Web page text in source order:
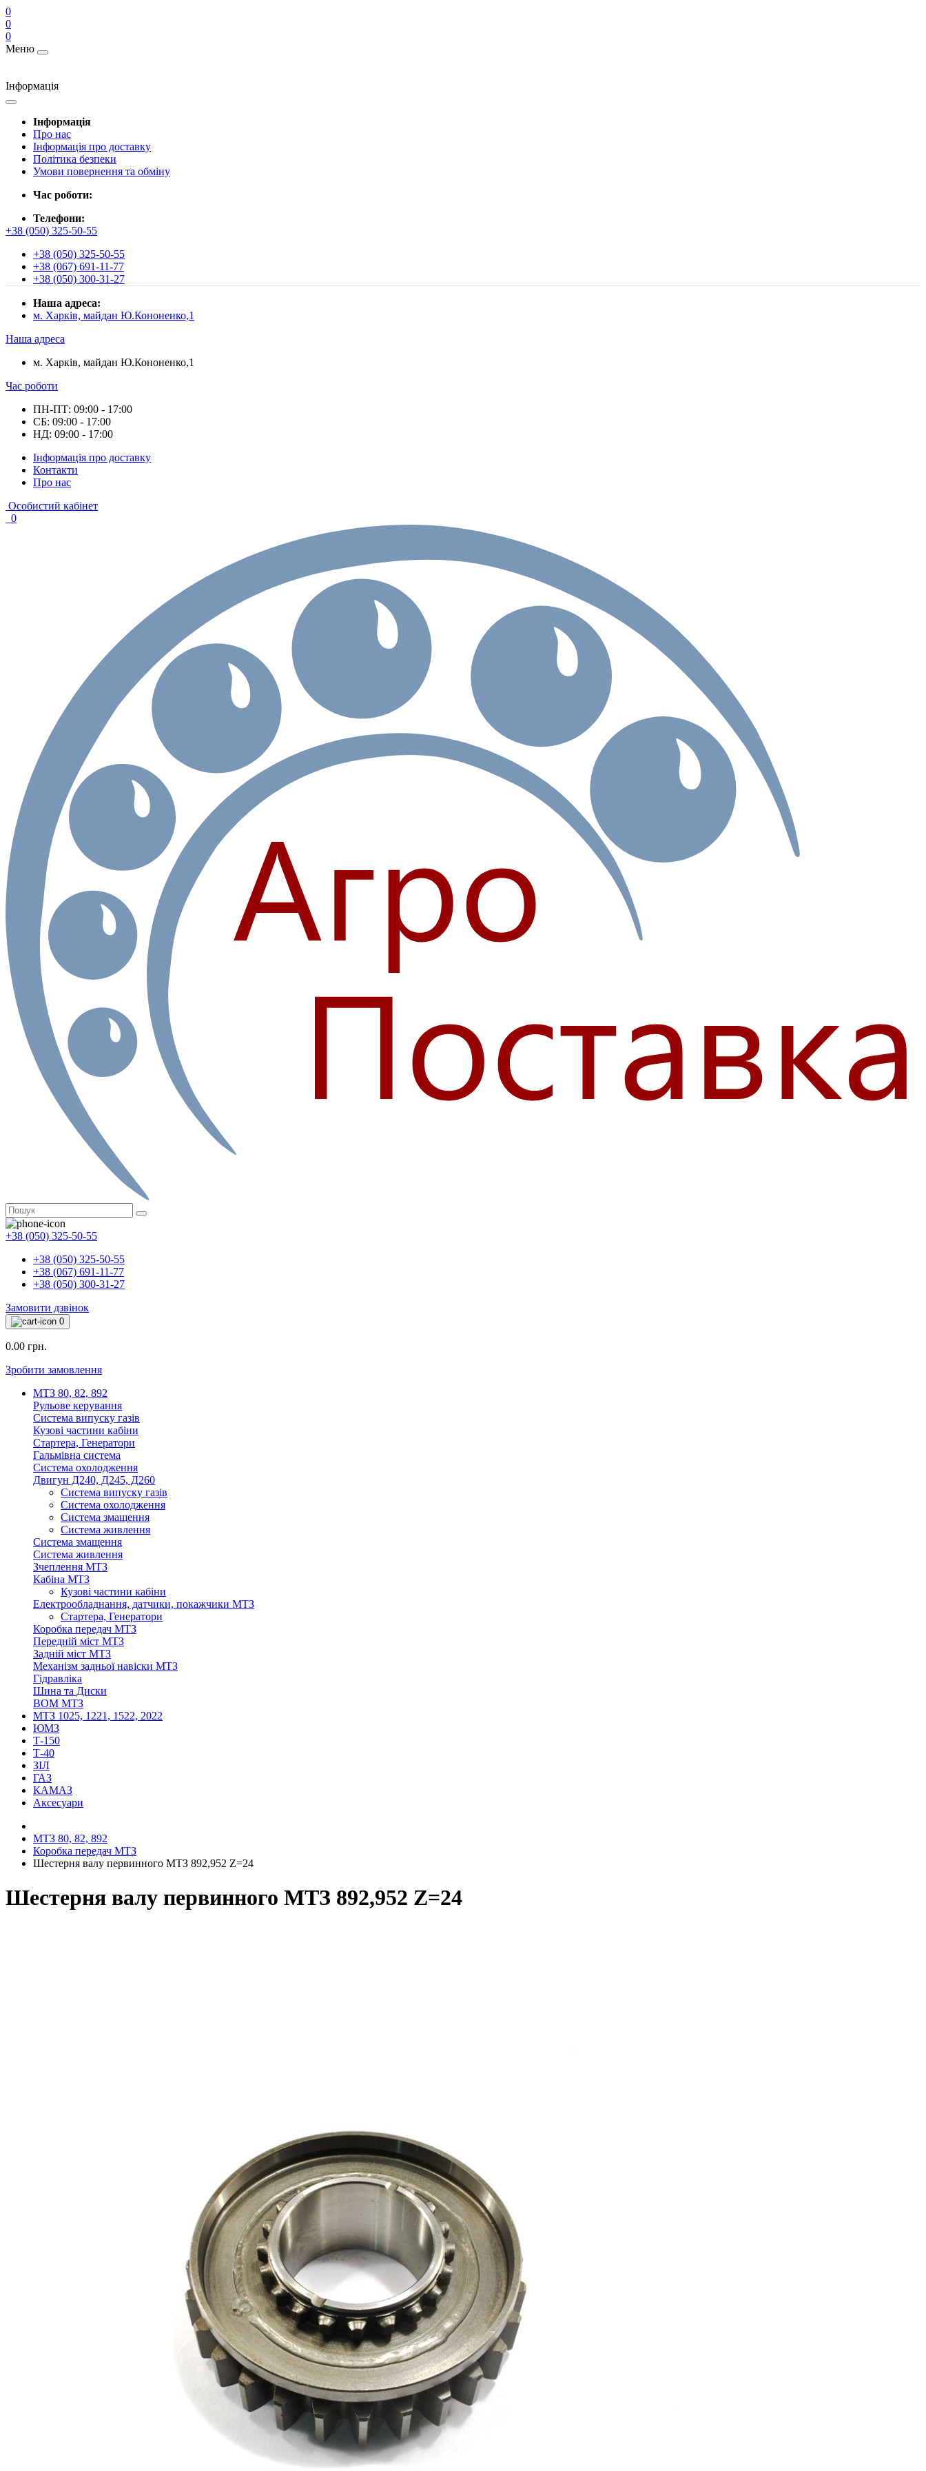
0
0
0
Меню
Інформація
Інформація
Про нас
Інформація про доставку
Політика безпеки
Умови повернення та обміну
Час роботи:
Телефони:
+38 (050) 325-50-55
+38 (050) 325-50-55
+38 (067) 691-11-77
+38 (050) 300-31-27
Наша адреса:
м. Харків, майдан Ю.Кононенко,1
Наша адреса
м. Харків, майдан Ю.Кононенко,1
Час роботи
ПН-ПТ: 09:00 - 17:00
СБ: 09:00 - 17:00
НД: 09:00 - 17:00
Інформація про доставку
Контакти
Про нас
Особистий кабінет
0
+38 (050) 325-50-55
+38 (050) 325-50-55
+38 (067) 691-11-77
+38 (050) 300-31-27
Замовити дзвінок
0
0.00 грн.
Зробити замовлення
МТЗ 80, 82, 892
Рульове керування
Система випуску газів
Кузові частини кабіни
Стартера, Генератори
Гальмівна система
Система охолодження
Двигун Д240, Д245, Д260
Система випуску газів
Система охолодження
Система змащення
Система живлення
Система змащення
Система живлення
Зчеплення МТЗ
Кабіна МТЗ
Кузові частини кабіни
Електрообладнання, датчики, покажчики МТЗ
Стартера, Генератори
Коробка передач МТЗ
Передній міст МТЗ
Задній міст МТЗ
Механізм задньої навіски МТЗ
Гідравліка
Шина та Диски
ВОМ МТЗ
МТЗ 1025, 1221, 1522, 2022
ЮМЗ
Т-150
Т-40
ЗІЛ
ГАЗ
КАМАЗ
Аксесуари
МТЗ 80, 82, 892
Коробка передач МТЗ
Шестерня валу первинного МТЗ 892,952 Z=24
Шестерня валу первинного МТЗ 892,952 Z=24